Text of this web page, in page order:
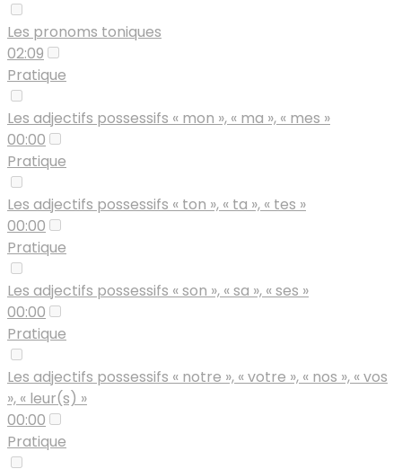
Les pronoms toniques
02:09
Pratique
Les adjectifs possessifs « mon », « ma », « mes »
00:00
Pratique
Les adjectifs possessifs « ton », « ta », « tes »
00:00
Pratique
Les adjectifs possessifs « son », « sa », « ses »
00:00
Pratique
Les adjectifs possessifs « notre », « votre », « nos », « vos
», « leur(s) »
00:00
Pratique